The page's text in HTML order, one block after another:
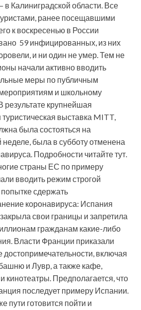
в Калиниградской области. Все
ранее посещавшими
к воскресенью в России
59 инфицированных, из них
и ни один не умер. Тем не
начали активно вводить
меры по публичным
и школьному
результате крупнейшая
туристическая выставка MITT,
была состояться на
была в субботу отменена
Подробности читайте тут.
страны ЕС по примеру
вводить режим строгой
сдержать
коронавируса: Испания
свои границы и запретила
гражданам какие-либо
Власти Франции приказали
достопримечательности, включая
и Лувр, а также кафе,
кинотеатры. Предполагается, что
последует примеру Испании.
пути готовится пойти и